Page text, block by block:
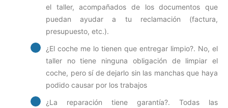
el taller, acompañados de los documentos que
puedan ayudar a tu reclamación (factura,
presupuesto, etc.).
¿El coche me lo tienen que entregar limpio?. No, el
taller no tiene ninguna obligación de limpiar el
coche, pero sí de dejarlo sin las manchas que haya
podido causar por los trabajos
¿La reparación tiene garantía?. Todas las